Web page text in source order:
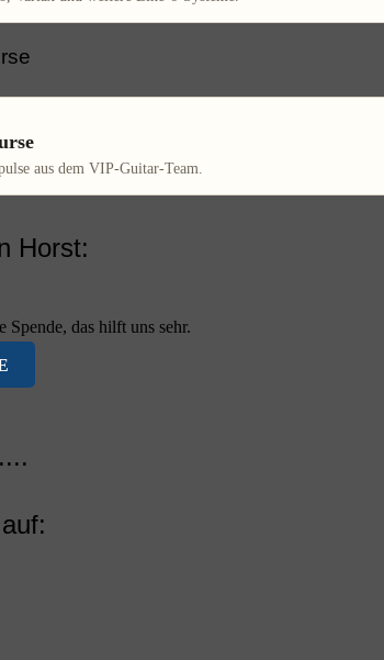
aus dem VIP-Guitar-Team.
Horst:
das hilft uns sehr.